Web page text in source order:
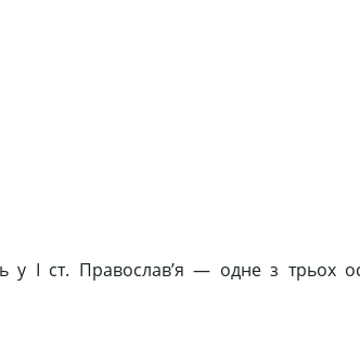
у І ст. Православ’я — одне з трьох